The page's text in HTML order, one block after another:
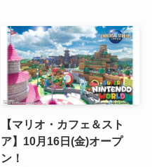
【マリオ・カフェ＆スト
ア】10月16日(金)オープ
ン！